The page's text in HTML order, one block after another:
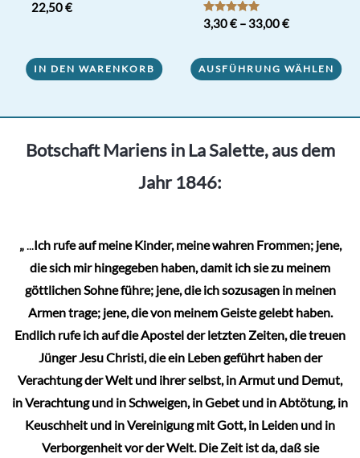
22,50€
IN DEN WARENKORB
Bewertet mit
5.00
3,30€– 33,00€
AUSFÜHRUNG WÄHLEN
Produkt
mehrere
auf.
Die
auf
der
Produktseite
gewählt
werden
Botschaft Mariens in La Salette, aus dem
Jahr 1846:
„... Ich rufe auf meine Kinder, meine wahren Frommen; jene,
die sich mir hingegeben haben, damit ich sie zu meinem
göttlichen Sohne führe; jene, die ich sozusagen in meinen
Armen trage; jene, die von meinem Geiste gelebt haben.
Endlich rufe ich auf die Apostel der letzten Zeiten, die treuen
Jünger Jesu Christi, die ein Leben geführt haben der
Verachtung der Welt und ihrer selbst, in Armut und Demut,
in Verachtung und in Schweigen, in Gebet und in Abtötung, in
Keuschheit und in Vereinigung mit Gott, in Leiden und in
Verborgenheit vor der Welt. Die Zeit ist da, daß sie